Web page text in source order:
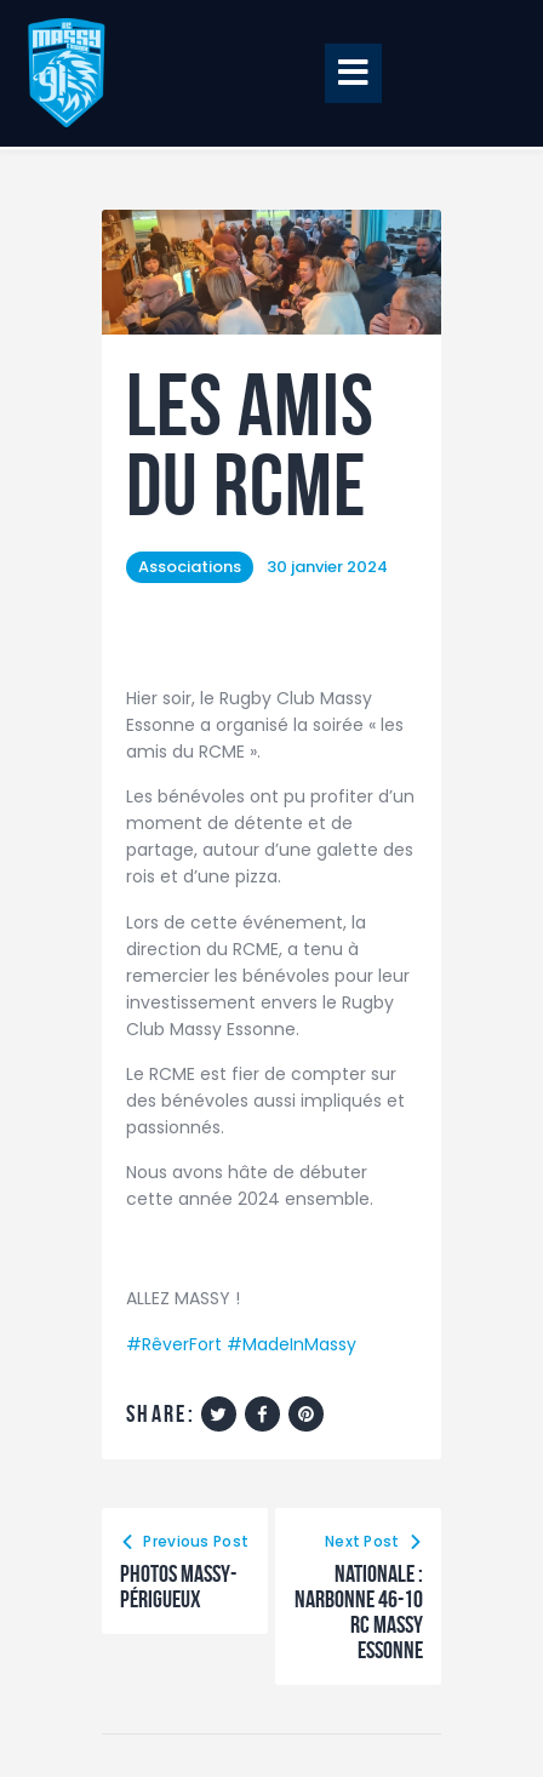
BILLETTERIE
BOUTIQUE
CLUB
EQUIPE PRO
RCME Association
ENTREPRISES &
PARTENAIRES
TAXE D’APPRENTISSAGE
MÉCÉNAT
RSE
ACTUALITÉS
Contact
Les amis
du RCME
Associations 30 janvier 2024
Hier soir, le Rugby Club Massy
Essonne a organisé la soirée « les
amis du RCME ».
Les bénévoles ont pu profiter d’un
moment de détente et de
partage, autour d’une galette des
rois et d’une pizza.
Lors de cette événement, la
direction du RCME, a tenu à
remercier les bénévoles pour leur
investissement envers le Rugby
Club Massy Essonne.
Le RCME est fier de compter sur
des bénévoles aussi impliqués et
passionnés.
Nous avons hâte de débuter
cette année 2024 ensemble.
ALLEZ MASSY !
#RêverFort #MadeInMassy
share:
Previous Post
photos massy-
périgueux
Next Post
Nationale :
Narbonne 46-10
RC Massy
Essonne